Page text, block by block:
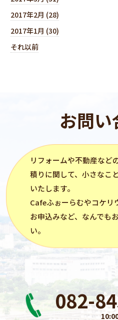
2017年2月 (28)
2017年1月 (30)
それ以前
お問い
リフォームや不動産など
積りに関して、小さなこ
いたします。
Cafeふぉーらむやコケリ
お申込みなど、なんでも
い。
082-